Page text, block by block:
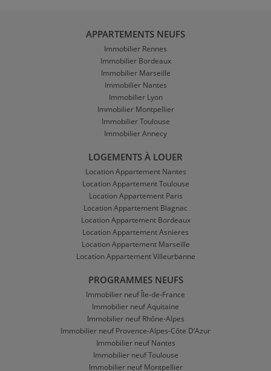
APPARTEMENTS NEUFS
Immobilier Rennes
Immobilier Bordeaux
Immobilier Marseille
Immobilier Nantes
Immobilier Lyon
Immobilier Montpellier
Immobilier Toulouse
Immobilier Annecy
LOGEMENTS À LOUER
Location Appartement Nantes
Location Appartement Toulouse
Location Appartement Paris
Location Appartement Blagnac
Location Appartement Bordeaux
Location Appartement Asnieres
Location Appartement Marseille
Location Appartement Villeurbanne
PROGRAMMES NEUFS
Immobilier neuf Île-de-France
Immobilier neuf Aquitaine
Immobilier neuf Rhône-Alpes
Immobilier neuf Provence-Alpes-Côte D'Azur
Immobilier neuf Nantes
Immobilier neuf Toulouse
Immobilier neuf Montpellier